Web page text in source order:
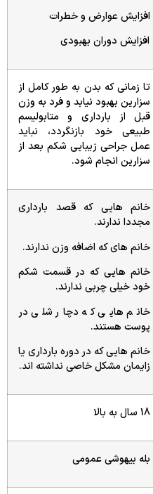
افزایش عوارض و خطرات
افزایش دوران بهبودی
تا زمانی که بدن به طور کامل از
سزارین بهبود نیابد و فرد به وزن
قبل از بارداری و متابولیسم
طبیعی خود بازنگردد، نباید
عمل جراحی زیبایی شکم بعد از
سزارین انجام شود.
خانم هایی که قصد بارداری
مجددا ندارند.
خانم های که اضافه وزن ندارند.
خانم هایی که در قسمت شکم
خود خیلی چربی ندارند.
خانم هایی که دچار شلی در
پوست هستند.
خانم هایی که در دوره بارداری یا
زایمان مشکل خاصی نداشته اند.
18 سال به بالا
بله بیهوشی عمومی